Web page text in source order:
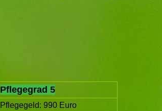
Pflegegrad 5
Pflegegeld: 990 Euro